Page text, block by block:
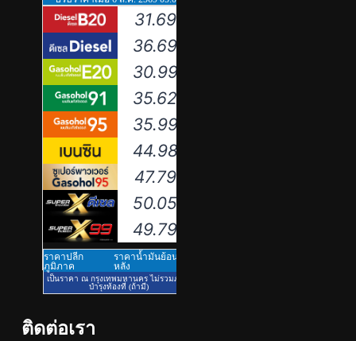
ติดต่อเรา
เหิงลี่ แมนูแฟคเจอริ่ง เทคโนโลยี
(ไทยแลนด์) เปิดโรงงานแห่งใหม่
ในชลบุรี เดินหน้าขยายฐานการ
ผลิตสู่เอเชียตะวันออกเฉียงใต้
เสริมแกร่งยุทธศาสตร์ระดับโลก
PR
6
TECNO ประกาศทรานส์ฟอร์มจาก
เกมมิ่งโฟน สู่ไลฟ์สไตล์แฟชั่นไอ